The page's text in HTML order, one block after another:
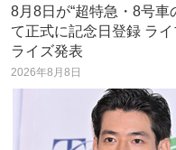
8月8日が“超特急・8号車
て正式に記念日登録 ラ
ライズ発表
2026年8月8日